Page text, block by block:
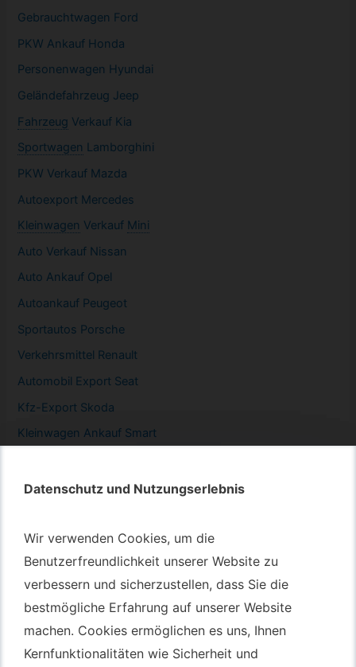
Datenschutz und Nutzungserlebnis
Wir verwenden Cookies, um die
Benutzerfreundlichkeit unserer Website zu
verbessern und sicherzustellen, dass Sie die
bestmögliche Erfahrung auf unserer Website
machen. Cookies ermöglichen es uns, Ihnen
Kernfunktionalitäten wie Sicherheit und
Datenschutz und Nutzungserlebnis
Wir verwenden Cookies, um die
Benutzerfreundlichkeit unserer Website zu
verbessern und sicherzustellen, dass Sie die
bestmögliche Erfahrung auf unserer Website
machen. Cookies ermöglichen es uns, Ihnen
Kernfunktionalitäten wie Sicherheit und
Gebrauchtwagen Ford
PKW Ankauf Honda
Personenwagen Hyundai
Geländefahrzeug Jeep
Fahrzeug Verkauf Kia
Sportwagen Lamborghini
PKW Verkauf Mazda
Autoexport Mercedes
Kleinwagen Verkauf Mini
Auto Verkauf Nissan
Auto Ankauf Opel
Autoankauf Peugeot
Sportautos Porsche
Verkehrsmittel Renault
Automobil Export Seat
Kfz-Export Skoda
Kleinwagen Ankauf Smart
Autotransport Bochum
Autotransport Düsseldorf
Autotransport Essen
Autoexport Gelsenkirchen
Autoexport Herne